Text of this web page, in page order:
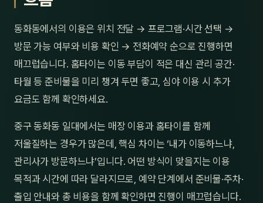
동화동에서의 이용은 위치 전달 → 프로그램·시간 선택 →
방문 가능 여부와 비용 확인 → 전화예약 순으로 진행하면
매끄럽습니다. 홈타이는 이동 부담이 적은 대신 관리 공간·
타월 등 준비물을 미리 챙겨 두면 좋고, 심야 이용 시 추가
요금도 함께 확인하세요.
중구 동화동 일대에서는 매장 이용과 홈타이를 함께
저울질하는 경우가 많은데, 핵심 차이는 ‘내가 이동하느냐,
관리사가 방문하느냐’입니다. 어떤 방식이 맞을지는 이용
목적과 시간에 따라 달라지므로, 예약 단계에서 준비물·주차·
출입 안내와 총 비용을 함께 확인하면 진행이 매끄럽습니다.